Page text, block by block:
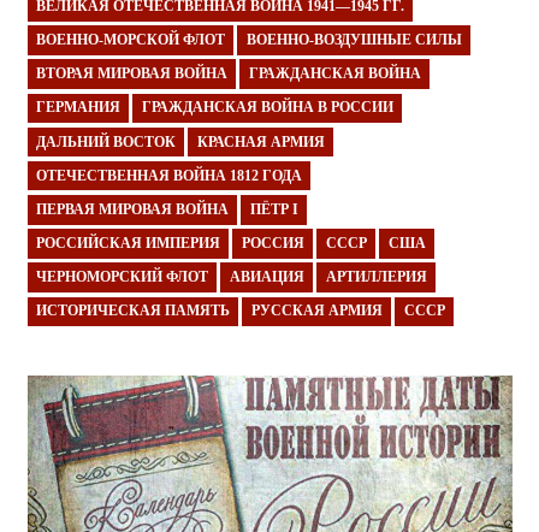
ВЕЛИКАЯ ОТЕЧЕСТВЕННАЯ ВОЙНА 1941—1945 ГГ.
ВОЕННО-МОРСКОЙ ФЛОТ ВОЕННО-ВОЗДУШНЫЕ СИЛЫ
ВТОРАЯ МИРОВАЯ ВОЙНА ГРАЖДАНСКАЯ ВОЙНА
ГЕРМАНИЯ ГРАЖДАНСКАЯ ВОЙНА В РОССИИ
ДАЛЬНИЙ ВОСТОК КРАСНАЯ АРМИЯ
ОТЕЧЕСТВЕННАЯ ВОЙНА 1812 ГОДА
ПЕРВАЯ МИРОВАЯ ВОЙНА ПЁТР I
РОССИЙСКАЯ ИМПЕРИЯ РОССИЯ СССР США
ЧЕРНОМОРСКИЙ ФЛОТ АВИАЦИЯ АРТИЛЛЕРИЯ
ИСТОРИЧЕСКАЯ ПАМЯТЬ РУССКАЯ АРМИЯ СССР